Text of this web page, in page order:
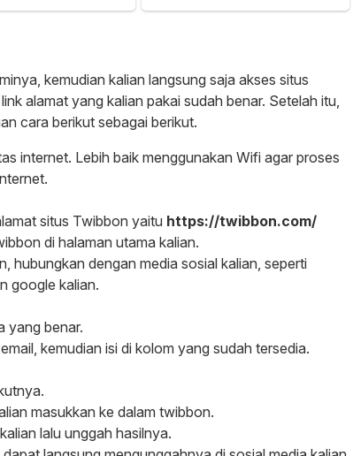
kemudian kalian langsung saja akses situs
alamat yang kalian pakai sudah benar. Setelah itu,
cara berikut sebagai berikut.
internet. Lebih baik menggunakan Wifi agar proses
situs Twibbon yaitu https://twibbon.com/
di halaman utama kalian.
hubungkan dengan media sosial kalian, seperti
google kalian.
yang benar.
kemudian isi di kolom yang sudah tersedia.
masukkan ke dalam twibbon.
lalu unggah hasilnya.